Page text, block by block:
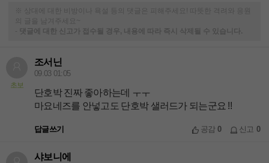
※ 상대에 대한 비방이나 욕설 등의 댓글은 피해주세요! 따뜻한 격려와 응원
의 글을 남겨주세요~
-
댓글에 대한 신고가 접수될 경우, 내용에 따라 즉시 삭제될 수 있습니다.
초보
조서닌
09.03 01:05
단호박 진짜 좋아하는데 ㅜㅜ
마요네즈를 안넣고도 단호박 샐러드가 되는군요 !!
답글쓰기 공감0 신고 0
샤보니에